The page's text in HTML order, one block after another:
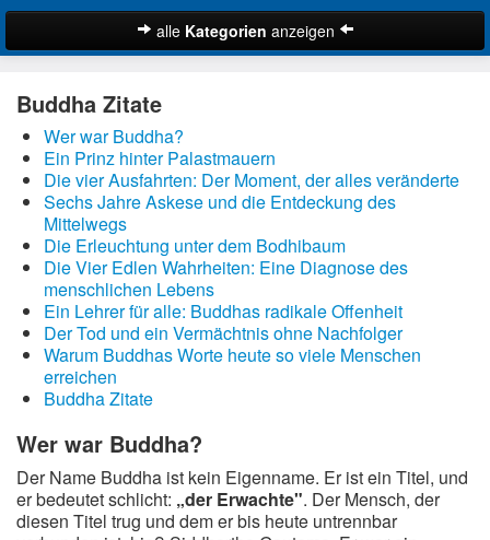
alle Kategorien anzeigen
Bibelzitate
Lustige Zitate
Schöne Zitate
Traurige Zitate
Zitate Abschied
Zitate Ehe
Zitate Enttäuschung
Zitate Erfolg
Zitate Familie
Zitate Freiheit
Zitate Freundschaft
Zitate Glück
Zitate Hoffnung
Suche
Buddha Zitate
Wer war Buddha?
Ein Prinz hinter Palastmauern
Die vier Ausfahrten: Der Moment, der alles veränderte
Sechs Jahre Askese und die Entdeckung des
Mittelwegs
Die Erleuchtung unter dem Bodhibaum
Die Vier Edlen Wahrheiten: Eine Diagnose des
menschlichen Lebens
Ein Lehrer für alle: Buddhas radikale Offenheit
Der Tod und ein Vermächtnis ohne Nachfolger
Warum Buddhas Worte heute so viele Menschen
erreichen
Buddha Zitate
Wer war Buddha?
Der Name Buddha ist kein Eigenname. Er ist ein Titel, und
er bedeutet schlicht: „der Erwachte". Der Mensch, der
diesen Titel trug und dem er bis heute untrennbar